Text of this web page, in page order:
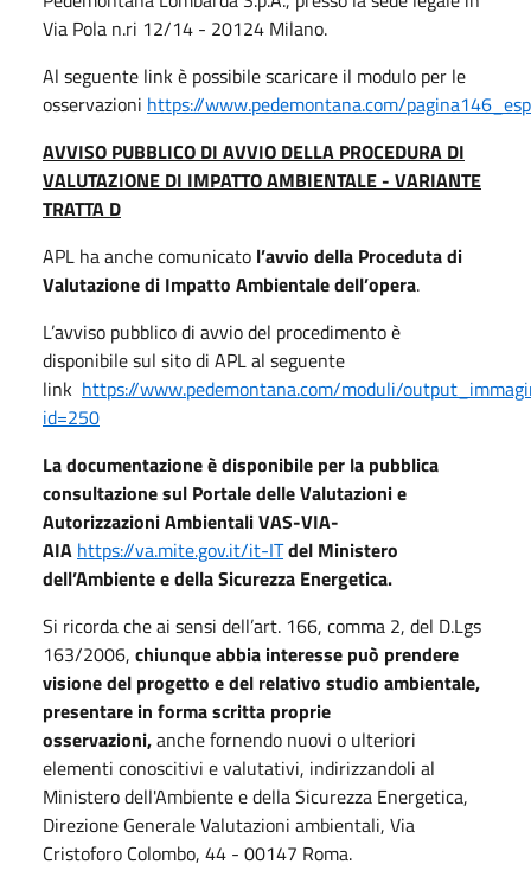
Via Pola n.ri 12/14 - 20124 Milano.
Al seguente link è possibile scaricare il modulo per le
osservazioni https://www.pedemontana.com/
AVVISO PUBBLICO DI AVVIO DELLA PROCEDURA DI
VALUTAZIONE DI IMPATTO AMBIENTALE - VARIANTE
TRATTA D
APL ha anche comunicato l’avvio della Proceduta di
Valutazione di Impatto Ambientale dell’opera.
L’avviso pubblico di avvio del procedimento è
disponibile sul sito di APL al seguente
link https://www.pedemontana.com/moduli/
id=250
La documentazione è disponibile per la pubblica
consultazione sul Portale delle Valutazioni e
Autorizzazioni Ambientali VAS-VIA-
AIA https://va.mite.gov.it/it-ITdel Ministero
dell’Ambiente e della Sicurezza Energetica.
Si ricorda che ai sensi dell’art. 166, comma 2, del D.Lgs
163/2006, chiunque abbia interesse può prendere
visione del progetto e del relativo studio ambientale,
presentare in forma scritta proprie
osservazioni,anche fornendo nuovi o ulteriori
elementi conoscitivi e valutativi, indirizzandoli al
Ministero dell'Ambiente e della Sicurezza Energetica,
Direzione Generale Valutazioni ambientali, Via
Cristoforo Colombo, 44 - 00147 Roma.